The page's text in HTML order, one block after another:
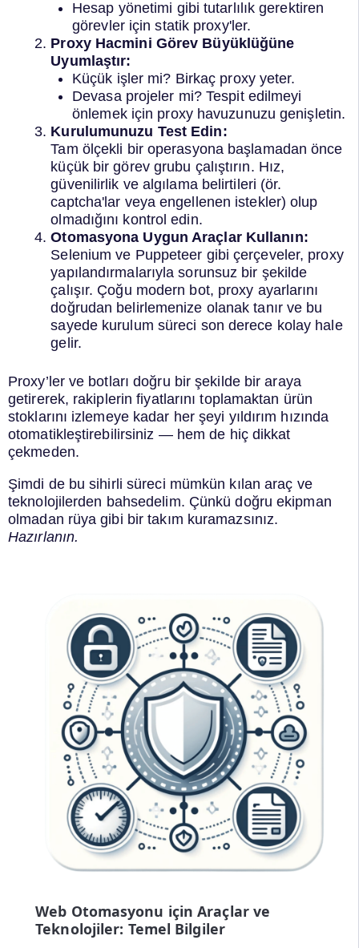
Hesap yönetimi gibi tutarlılık gerektiren
görevler için statik proxy'ler.
Proxy Hacmini Görev Büyüklüğüne
Uyumlaştır:
Küçük işler mi? Birkaç proxy yeter.
Devasa projeler mi? Tespit edilmeyi
önlemek için proxy havuzunuzu genişletin.
Kurulumunuzu Test Edin:
Tam ölçekli bir operasyona başlamadan önce
küçük bir görev grubu çalıştırın. Hız,
güvenilirlik ve algılama belirtileri (ör.
captcha'lar veya engellenen istekler) olup
olmadığını kontrol edin.
Otomasyona Uygun Araçlar Kullanın:
Selenium ve Puppeteer gibi çerçeveler, proxy
yapılandırmalarıyla sorunsuz bir şekilde
çalışır. Çoğu modern bot, proxy ayarlarını
doğrudan belirlemenize olanak tanır ve bu
sayede kurulum süreci son derece kolay hale
gelir.
Proxy’ler ve botları doğru bir şekilde bir araya
getirerek, rakiplerin fiyatlarını toplamaktan ürün
stoklarını izlemeye kadar her şeyi yıldırım hızında
otomatikleştirebilirsiniz — hem de hiç dikkat
çekmeden.
Şimdi de bu sihirli süreci mümkün kılan araç ve
teknolojilerden bahsedelim. Çünkü doğru ekipman
olmadan rüya gibi bir takım kuramazsınız.
Hazırlanın.
Web Otomasyonu için Araçlar ve
Teknolojiler: Temel Bilgiler